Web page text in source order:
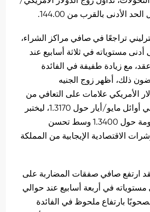
الأدنى بالقرب من 144.00.
تراجعًا في صافي مراكز الشراء،
مستوياته في ثلاثة أسابيع عند
حوالي 24,000 عقد، مع زيادة طفيفة في الفائدة
ذلك، أظهر زوج الجنيه
الأمريكي علامات على التعافي من
أدنى مستوياته في أوائل مايو/أيار حول 1.3170، ليختبر
مرة أخرى المقاومة حول 1.3400 وسط تحسن
الاقتصادية الإيجابية من المملكة
ارتفع صافي صفقات المضاربة على
في أربعة أسابيع عند حوالي
مصحوبًا بارتفاع ملحوظ في الفائدة